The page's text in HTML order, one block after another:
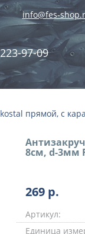
info@fes-
97-09
прямой, с
8см, d-3мм
269 р.
Артикул:
Единица